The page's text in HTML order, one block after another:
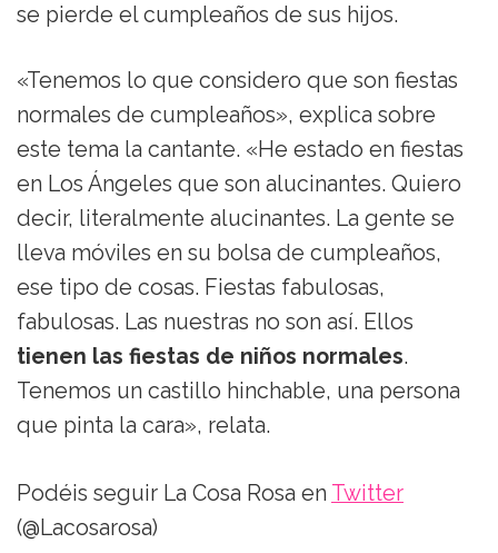
se pierde el cumpleaños de sus hijos.
«Tenemos lo que considero que son fiestas
normales de cumpleaños», explica sobre
este tema la cantante. «He estado en fiestas
en Los Ángeles que son alucinantes. Quiero
decir, literalmente alucinantes. La gente se
lleva móviles en su bolsa de cumpleaños,
ese tipo de cosas. Fiestas fabulosas,
fabulosas. Las nuestras no son así. Ellos
tienen las fiestas de niños normales.
Tenemos un castillo hinchable, una persona
que pinta la cara», relata.
Podéis seguir La Cosa Rosa en Twitter
(@Lacosarosa)